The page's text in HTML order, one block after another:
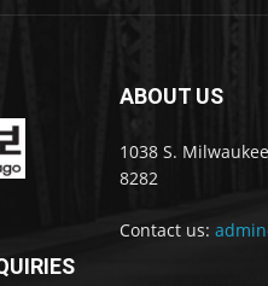
ABOUT US
1038 S.
8282
Contact us: